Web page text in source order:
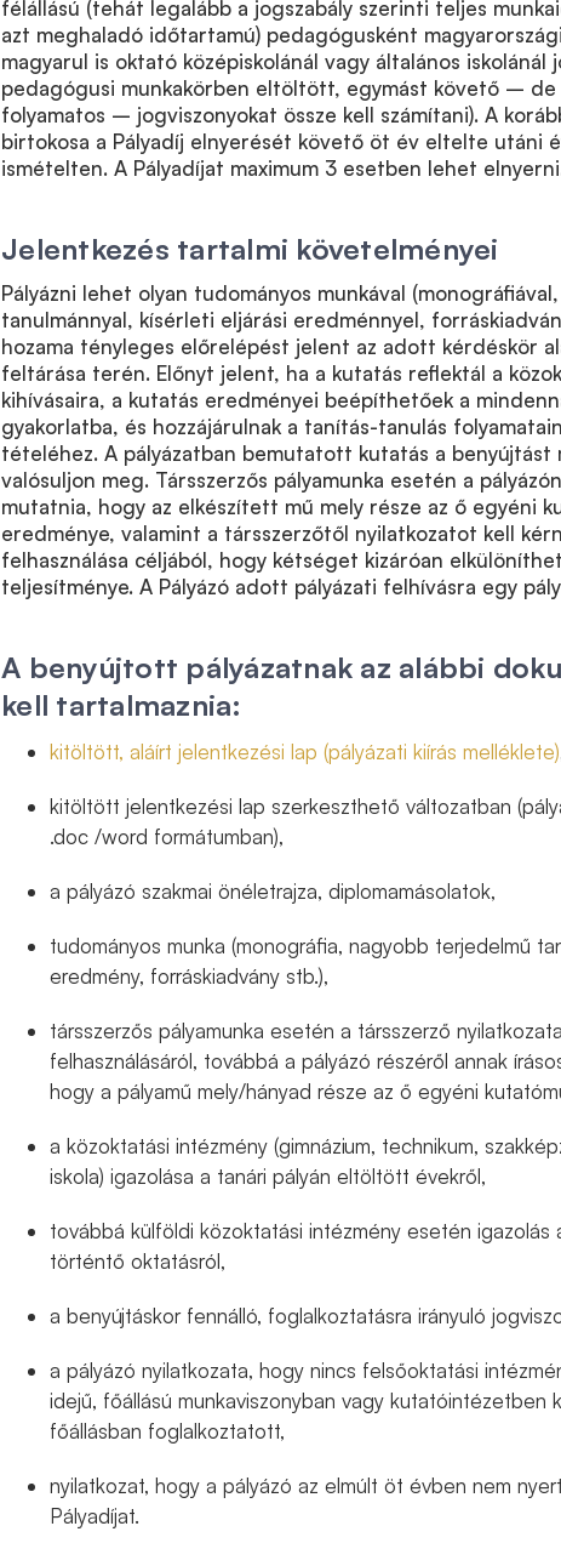
félállású (tehát legalább a jogszabály szerinti teljes
azt meghaladó időtartamú) pedagógusként
magyarul is oktató középiskolánál vagy általános iskolánál
pedagógusi munkakörben eltöltött, egymást követő –
folyamatos – jogviszonyokat össze kell számítani). A
birtokosa a Pályadíj elnyerését követő öt év eltelte utáni
ismételten. A Pályadíjat maximum 3 esetben lehet
Jelentkezés tartalmi követelményei
Pályázni lehet olyan tudományos munkával
tanulmánnyal, kísérleti eljárási eredménnyel,
hozama tényleges előrelépést jelent az adott kérdéskör
feltárása terén. Előnyt jelent, ha a kutatás reflektál a
kihívásaira, a kutatás eredményei beépíthetőek a
gyakorlatba, és hozzájárulnak a tanítás-tanulás
tételéhez. A pályázatban bemutatott kutatás a benyújtást
valósuljon meg. Társszerzős pályamunka esetén a
mutatnia, hogy az elkészített mű mely része az ő egyéni
eredménye, valamint a társszerzőtől nyilatkozatot kell
felhasználása céljából, hogy kétséget kizáróan
teljesítménye. A Pályázó adott pályázati felhívásra egy
A benyújtott pályázatnak az alábbi
kell tartalmaznia:
kitöltött, aláírt jelentkezési lap (pályázati kiírás melléklete)
kitöltött jelentkezési lap szerkeszthető változatban
.doc /word formátumban),
a pályázó szakmai önéletrajza, diplomamásolatok,
tudományos munka (monográfia, nagyobb terjedelmű
eredmény, forráskiadvány stb.),
társszerzős pályamunka esetén a társszerző
felhasználásáról, továbbá a pályázó részéről annak
hogy a pályamű mely/hányad része az ő egyéni
a közoktatási intézmény (gimnázium, technikum,
iskola) igazolása a tanári pályán eltöltött évekről,
továbbá külföldi közoktatási intézmény esetén igazolás
történtő oktatásról,
a benyújtáskor fennálló, foglalkoztatásra irányuló
a pályázó nyilatkozata, hogy nincs felsőoktatási
idejű, főállású munkaviszonyban vagy kutatóintézetben
főállásban foglalkoztatott,
nyilatkozat, hogy a pályázó az elmúlt öt évben nem
Pályadíjat.